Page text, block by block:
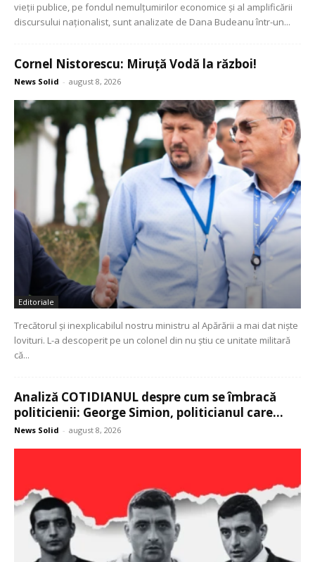
vieții publice, pe fondul nemulțumirilor economice și al amplificării
discursului naționalist, sunt analizate de Dana Budeanu într-un...
Cornel Nistorescu: Miruță Vodă la război!
News Solid - august 8, 2026
Editoriale
Trecătorul și inexplicabilul nostru ministru al Apărării a mai dat niște
lovituri. L-a descoperit pe un colonel din nu știu ce unitate militară
că...
Analiză COTIDIANUL despre cum se îmbracă
politicienii: George Simion, politicianul care...
News Solid - august 8, 2026